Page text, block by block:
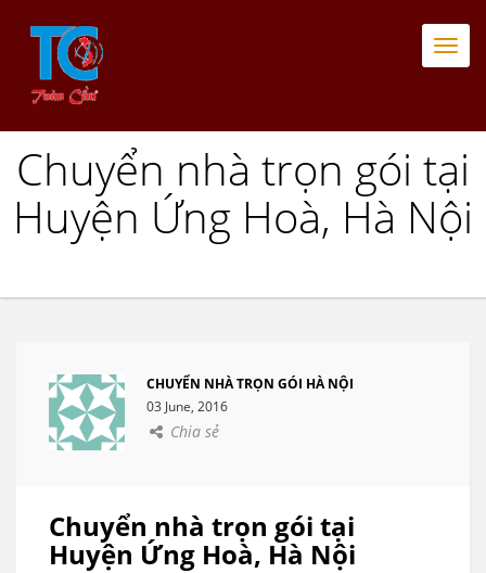
Chuyển nhà trọn gói tại
Huyện Ứng Hoà, Hà Nội
CHUYỂN NHÀ TRỌN GÓI HÀ NỘI
03 June, 2016
Chia sẻ
Chuyển nhà trọn gói tại
Huyện Ứng Hoà, Hà Nội